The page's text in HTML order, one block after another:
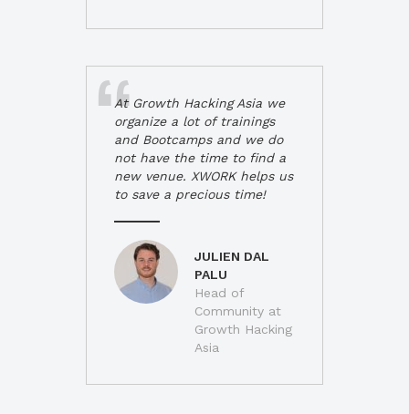
At Growth Hacking Asia we
organize a lot of trainings
and Bootcamps and we do
not have the time to find a
new venue. XWORK helps us
to save a precious time!
JULIEN DAL
PALU
Head of
Community at
Growth Hacking
Asia